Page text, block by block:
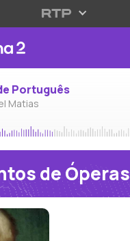
Português
Matias
de Óperas